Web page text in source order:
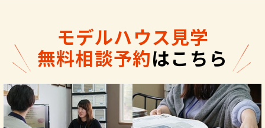
モデルハウス見学
無料相談予約はこちら